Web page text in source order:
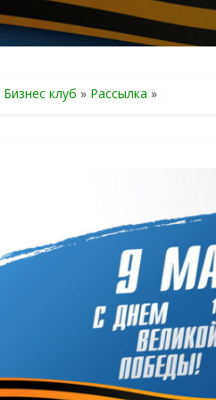
Бизнес клуб » Рассылка »